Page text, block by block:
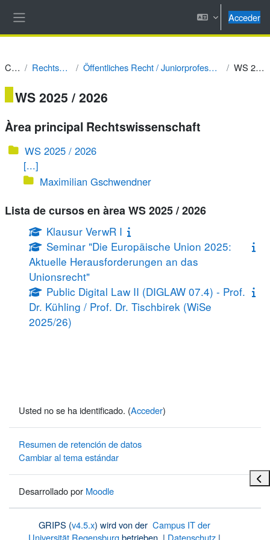
Acceder
Cursos Rechtswissenschaft Öffentliches Recht / Juniorprofessur Prof. Dr. Alexander Tischbirek WS 2025 / 2026
WS 2025 / 2026
Àrea principal Rechtswissenschaft
WS 2025 / 2026
[...]
Maximilian Gschwendner
Lista de cursos en àrea WS 2025 / 2026
Klausur VerwR I
Seminar "Die Europäische Union 2025:
Aktuelle Herausforderungen an das
Unionsrecht"
Public Digital Law II (DIGLAW 07.4) - Prof.
Dr. Kühling / Prof. Dr. Tischbirek (WiSe
2025/26)
Usted no se ha identificado. (Acceder)
Resumen de retención de datos
Cambiar al tema estándar
Desarrollado por Moodle
GRIPS (v4.5.x) wird von der Campus IT der